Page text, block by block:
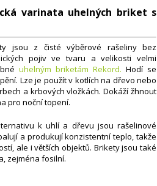
varinata uhelných briket s
jsou z čisté výběrové rašeliny bez
pojiv ve tvaru a velikosti velmi
uhelným briketám Rekord. Hodí se
Lze je použít v kotlích na dřevo nebo
a krbových vložkách. Dokáží žhnout
pro noční topení.
k uhlí a dřevu jsou rašelinové
a produkují konzistentní teplo, takže
ale i větších objektů. Brikety jsou také
zejména fosilní.